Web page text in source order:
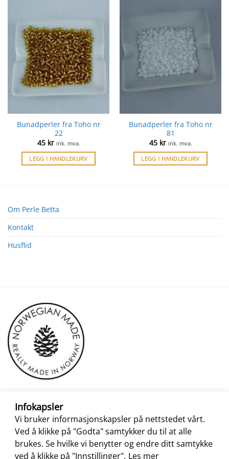
Infokapsler
Vi bruker informasjonskapsler på nettstedet vårt.
Ved å klikke på "Godta" samtykker du til at alle
brukes. Se hvilke vi benytter og endre ditt samtykke
ved å klikke på "Innstillinger". Les mer
Bunadperler fra Toho nr
22
45 kr ink. mva.
LEGG I HANDLEKURV
Bunadperler fra Toho nr
81
45 kr ink. mva.
LEGG I HANDLEKURV
Om Perle Betta
Kontakt
Husflid